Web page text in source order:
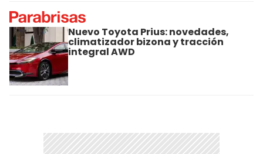
Nuevo Toyota Prius: novedades,
climatizador bizona y tracción
integral AWD